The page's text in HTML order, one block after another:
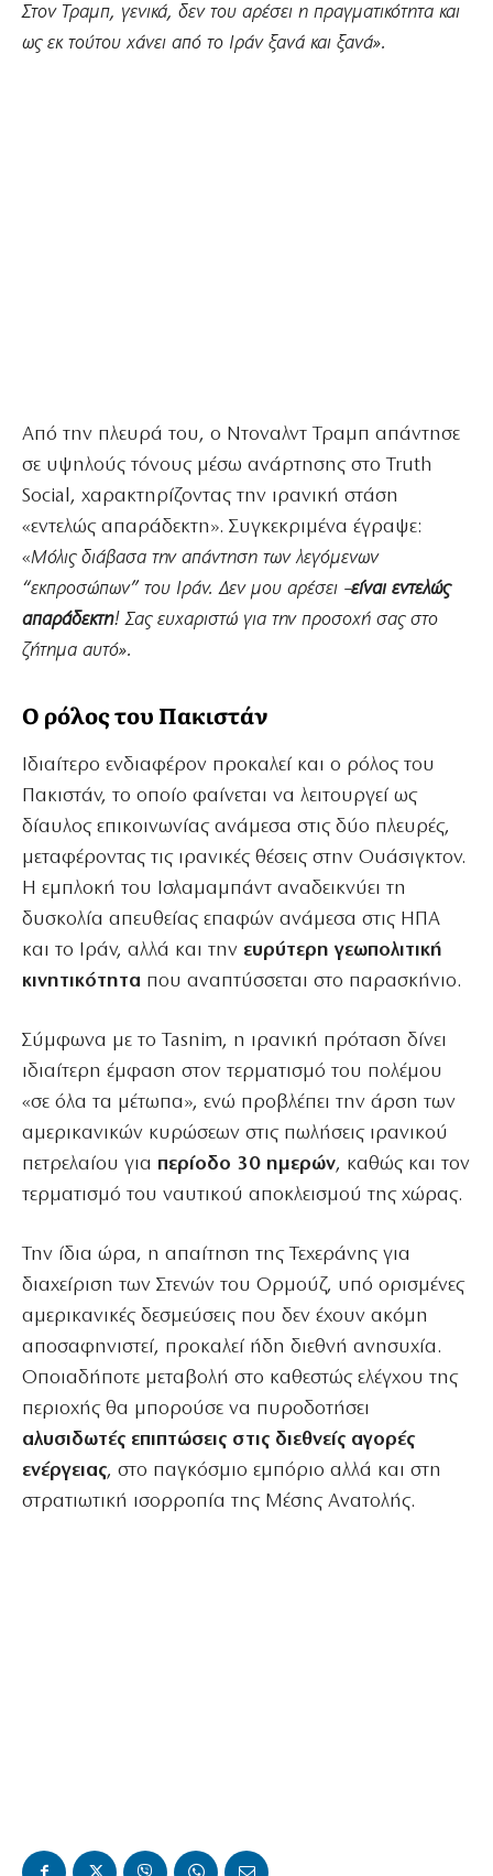
Στον Τραμπ, γενικά, δεν του αρέσει η πραγματικότητα και
ως εκ τούτου χάνει από το Ιράν ξανά και ξανά».
Από την πλευρά του, ο Ντοναλντ Τραμπ απάντησε
σε υψηλούς τόνους μέσω ανάρτησης στο Truth
Social, χαρακτηρίζοντας την ιρανική στάση
«εντελώς απαράδεκτη». Συγκεκριμένα έγραψε:
«Μόλις διάβασα την απάντηση των λεγόμενων
“εκπροσώπων” του Ιράν. Δεν μου αρέσει –είναι εντελώς
απαράδεκτη! Σας ευχαριστώ για την προσοχή σας στο
ζήτημα αυτό».
Ο ρόλος του Πακιστάν
Ιδιαίτερο ενδιαφέρον προκαλεί και ο ρόλος του
Πακιστάν, το οποίο φαίνεται να λειτουργεί ως
δίαυλος επικοινωνίας ανάμεσα στις δύο πλευρές,
μεταφέροντας τις ιρανικές θέσεις στην Ουάσιγκτον.
Η εμπλοκή του Ισλαμαμπάντ αναδεικνύει τη
δυσκολία απευθείας επαφών ανάμεσα στις ΗΠΑ
και το Ιράν, αλλά και την ευρύτερη γεωπολιτική
κινητικότητα που αναπτύσσεται στο παρασκήνιο.
Σύμφωνα με το Tasnim, η ιρανική πρόταση δίνει
ιδιαίτερη έμφαση στον τερματισμό του πολέμου
«σε όλα τα μέτωπα», ενώ προβλέπει την άρση των
αμερικανικών κυρώσεων στις πωλήσεις ιρανικού
πετρελαίου για περίοδο 30 ημερών, καθώς και τον
τερματισμό του ναυτικού αποκλεισμού της χώρας.
Την ίδια ώρα, η απαίτηση της Τεχεράνης για
διαχείριση των Στενών του Ορμούζ, υπό ορισμένες
αμερικανικές δεσμεύσεις που δεν έχουν ακόμη
αποσαφηνιστεί, προκαλεί ήδη διεθνή ανησυχία.
Οποιαδήποτε μεταβολή στο καθεστώς ελέγχου της
περιοχής θα μπορούσε να πυροδοτήσει
αλυσιδωτές επιπτώσεις στις διεθνείς αγορές
ενέργειας, στο παγκόσμιο εμπόριο αλλά και στη
στρατιωτική ισορροπία της Μέσης Ανατολής.